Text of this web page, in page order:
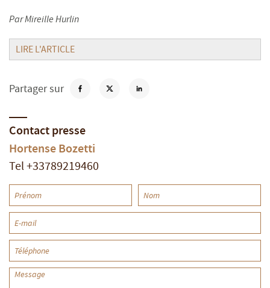
Par Mireille Hurlin
LIRE L'ARTICLE
Partager sur
Contact presse
Hortense Bozetti
Tel +33789219460